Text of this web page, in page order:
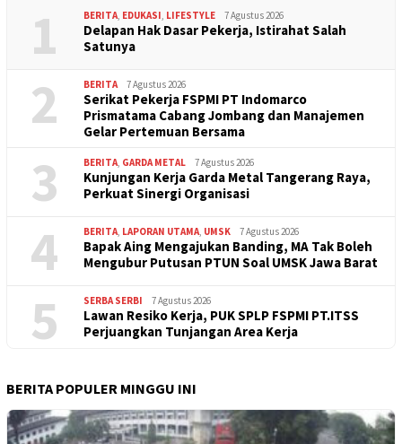
1 BERITA, EDUKASI, LIFESTYLE 7 Agustus 2026
Delapan Hak Dasar Pekerja, Istirahat Salah
Satunya
2 BERITA 7 Agustus 2026
Serikat Pekerja FSPMI PT Indomarco
Prismatama Cabang Jombang dan Manajemen
Gelar Pertemuan Bersama
3 BERITA, GARDA METAL 7 Agustus 2026
Kunjungan Kerja Garda Metal Tangerang Raya,
Perkuat Sinergi Organisasi
4 BERITA, LAPORAN UTAMA, UMSK 7 Agustus 2026
Bapak Aing Mengajukan Banding, MA Tak Boleh
Mengubur Putusan PTUN Soal UMSK Jawa Barat
5 SERBA SERBI 7 Agustus 2026
Lawan Resiko Kerja, PUK SPLP FSPMI PT.ITSS
Perjuangkan Tunjangan Area Kerja
BERITA POPULER MINGGU INI